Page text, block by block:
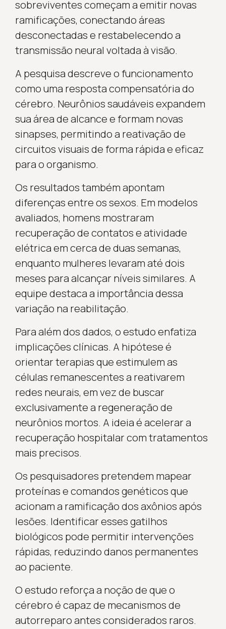
sobreviventes começam a emitir novas
ramificações, conectando áreas
desconectadas e restabelecendo a
transmissão neural voltada à visão.
A pesquisa descreve o funcionamento
como uma resposta compensatória do
cérebro. Neurônios saudáveis expandem
sua área de alcance e formam novas
sinapses, permitindo a reativação de
circuitos visuais de forma rápida e eficaz
para o organismo.
Os resultados também apontam
diferenças entre os sexos. Em modelos
avaliados, homens mostraram
recuperação de contatos e atividade
elétrica em cerca de duas semanas,
enquanto mulheres levaram até dois
meses para alcançar níveis similares. A
equipe destaca a importância dessa
variação na reabilitação.
Para além dos dados, o estudo enfatiza
implicações clínicas. A hipótese é
orientar terapias que estimulem as
células remanescentes a reativarem
redes neurais, em vez de buscar
exclusivamente a regeneração de
neurônios mortos. A ideia é acelerar a
recuperação hospitalar com tratamentos
mais precisos.
Os pesquisadores pretendem mapear
proteínas e comandos genéticos que
acionam a ramificação dos axônios após
lesões. Identificar esses gatilhos
biológicos pode permitir intervenções
rápidas, reduzindo danos permanentes
ao paciente.
O estudo reforça a noção de que o
cérebro é capaz de mecanismos de
autorreparo antes considerados raros.